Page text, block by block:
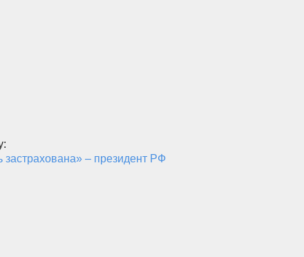
– президент РФ